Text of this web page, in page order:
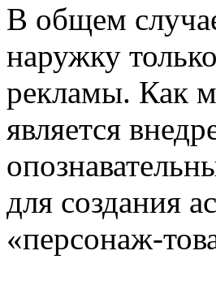
В общем
наружку
рекламы. Как
является
для создания
«персонаж-